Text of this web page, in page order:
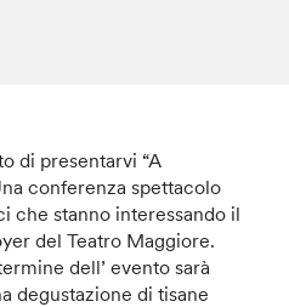
di presentarvi “A
conferenza spettacolo
che stanno interessando il
del Teatro Maggiore.
dell’ evento sarà
degustazione di tisane